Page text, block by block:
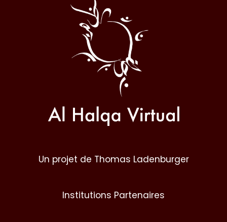
Halqa
Un projet de Thomas Ladenburger
Institutions Partenaires